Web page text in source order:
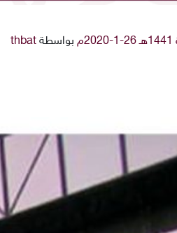
بواسطة thbat